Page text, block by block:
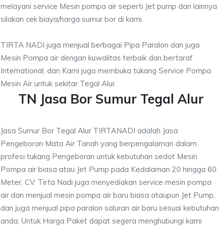
melayani service Mesin pompa air seperti Jet pump dan lainnya
silakan cek biaya/harga sumur bor di kami.
TIRTA NADI juga menjual berbagai Pipa Paralon dan juga
Mesin Pompa air dengan kuwalitas terbaik dan bertaraf
International, dan Kami juga membuka tukang Service Pompa
Mesin Air untuk sekitar Tegal Alur.
TN Jasa Bor Sumur Tegal Alur
Jasa Sumur Bor Tegal Alur TIRTANADI adalah Jasa
Pengeboran Mata Air Tanah yang berpengalaman dalam
profesi tukang Pengeboran untuk kebutuhan sedot Mesin
Pompa air biasa atau Jet Pump pada Kedalaman 20 hingga 60
Meter, CV. Tirta Nadi juga menyediakan service mesin pompa
air dan menjual mesin pompa air baru biasa ataupun Jet Pump,
dan juga menjual pipa paralon saluran air baru sesuai kebutuhan
anda, Untuk Harga Paket dapat segera menghubungi kami